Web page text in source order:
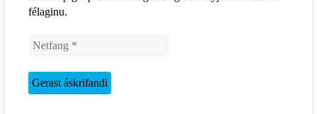
félaginu.